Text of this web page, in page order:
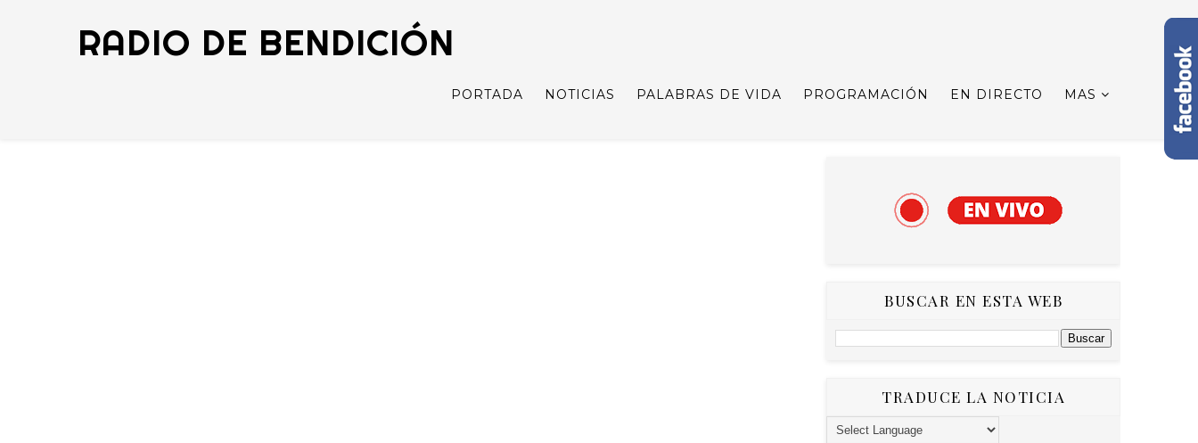
RADIO DE BENDICIÓN
PORTADA NOTICIAS PALABRAS DE VIDA PROGRAMACIÓN EN DIRECTO MAS
BUSCAR EN ESTA WEB
TRADUCE LA NOTICIA